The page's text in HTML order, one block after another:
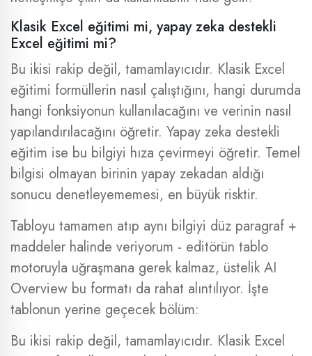
Klasik Excel eğitimi mi, yapay zeka destekli
Excel eğitimi mi?
Bu ikisi rakip değil, tamamlayıcıdır. Klasik Excel
eğitimi formüllerin nasıl çalıştığını, hangi durumda
hangi fonksiyonun kullanılacağını ve verinin nasıl
yapılandırılacağını öğretir. Yapay zeka destekli
eğitim ise bu bilgiyi hıza çevirmeyi öğretir. Temel
bilgisi olmayan birinin yapay zekadan aldığı
sonucu denetleyememesi, en büyük risktir.
Tabloyu tamamen atıp aynı bilgiyi düz paragraf +
maddeler halinde veriyorum - editörün tablo
motoruyla uğraşmana gerek kalmaz, üstelik AI
Overview bu formatı da rahat alıntılıyor. İşte
tablonun yerine geçecek bölüm:
Bu ikisi rakip değil, tamamlayıcıdır. Klasik Excel